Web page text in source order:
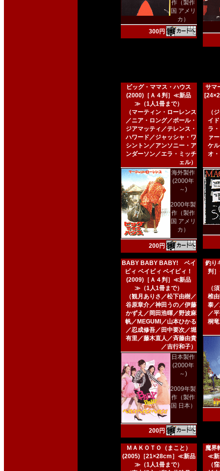
作（製作
国 アメリ
カ）
300円
ビッグ・ママス・ハウス
(2000)［Ａ４判］≪新品
≫（1人1冊まで）
（マーティン・ローレンス
／ニア・ロング／ポール・
ジアマッティ／テレンス・
ハワード／ジャッシャ・ワ
シントン／アンソニー・ア
ンダーソン／エラ・ミッチ
ェル）
海外製作
(2000年
～)
2000年製
作（製作
国 アメリ
カ）
200円
サマ
（
イ
ラ
ァ
ケ
オ
BABY BABY BABY! ベイ
ビィ ベイビィ ベイビィ！
(2009)［Ａ４判］≪新品
≫（1人1冊まで）
（観月ありさ／松下由樹／
谷原章介／神田うの／伊藤
かずえ／岡田浩暉／野波麻
帆／MEGUMI／山本ひかる
／忍成修吾／田中要次／堀
有里／藤木直人／斉藤由貴
／吉行和子）
日本製作
(2000年
～)
2009年製
作（製作
国 日本）
200円
釣り
判
（
椎
泰
／
桐
ＭＡＫＯＴＯ（まこと）
(2005)［21×28cm］≪新品
≫（1人1冊まで）
魔界
≪新
（